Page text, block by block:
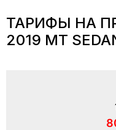
ТАРИФЫ НА
2019 МТ